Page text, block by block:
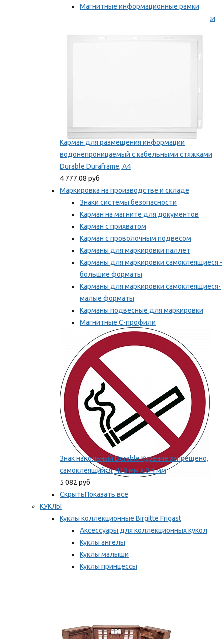
Магнитные информационные рамки
Самоклеящиеся информационные рамки
Карман для размещения информации
водонепроницаемый с кабельными стяжками
Durable Duraframe, А4
4 777.08 руб
Маркировка на производстве и складе
Знаки системы безопасности
Карман на магните для документов
Карман с прихватом
Карман с проволочным подвесом
Карманы для маркировки паллет
Карманы для маркировки самоклеящиеся -
большие форматы
Карманы для маркировки самоклеящиеся-
малые форматы
Карманы подвесные для маркировки
Магнитные С-профили
Напольная маркировка
Мы рекомендуем
Знак напольный Durable Курение запрещено,
самоклеящийся, 430 мм х 0.4 мм
5 082 руб
СкрытьПоказать все
КУКЛЫ
Куклы коллекционные Birgitte Frigast
Аксессуары для коллекционных кукол
Куклы ангелы
Куклы малыши
Куклы принцессы